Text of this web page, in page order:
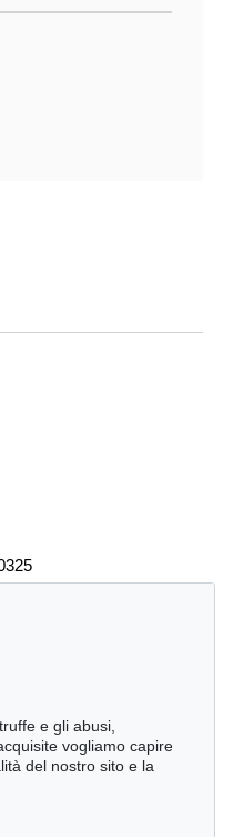
e gli abusi,
vogliamo capire
del nostro sito e la